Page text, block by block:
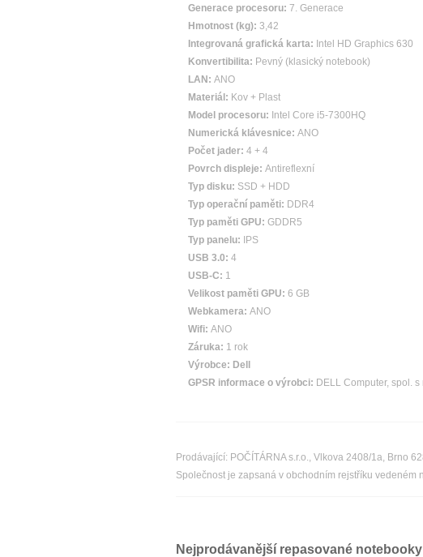
Generace procesoru: 7. Generace
Hmotnost (kg): 3,42
Integrovaná grafická karta: Intel HD Graphics 630
Konvertibilita: Pevný (klasický notebook)
LAN: ANO
Materiál: Kov + Plast
Model procesoru: Intel Core i5-7300HQ
Numerická klávesnice: ANO
Počet jader: 4 + 4
Povrch displeje: Antireflexní
Typ disku: SSD + HDD
Typ operační paměti: DDR4
Typ paměti GPU: GDDR5
Typ panelu:
IPS
USB 3.0: 4
USB-C: 1
Velikost paměti GPU: 6 GB
Webkamera: ANO
Wifi: ANO
Záruka: 1 rok
Výrobce: Dell
GPSR informace o výrobci: DELL Computer, spol.
Prodávající: POČÍTÁRNA s.r.o., Vlkova 2408/1a, Brno
Společnost je zapsaná v obchodním rejstříku
Nejprodávanější repasované notebooky